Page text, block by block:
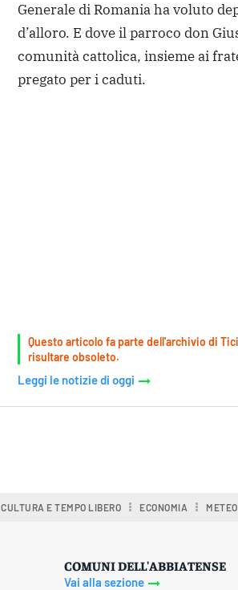
Generale di Romania ha voluto
d’alloro. E dove il parroco don
comunità cattolica, insieme ai
pregato per i caduti.
Questo articolo fa parte dell'archivio di
risultare obsoleto.
Leggi le notizie di oggi
CULTURA E TEMPO LIBERO ECONOMIA METEO
COMUNI DELL'ABBIATENSE
Vai alla sezione